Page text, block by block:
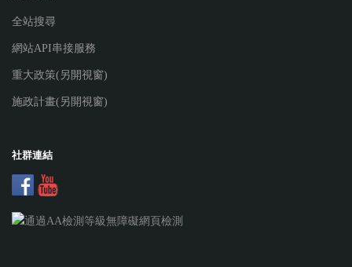
全站搜尋
網站API串接服務
重大政策(另開視窗)
施政計畫(另開視窗)
社群連結